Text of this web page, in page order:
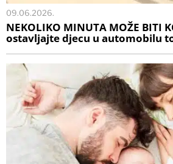
09.06.2026.
NEKOLIKO MINUTA MOŽE BITI
ostavljajte djecu u automobilu